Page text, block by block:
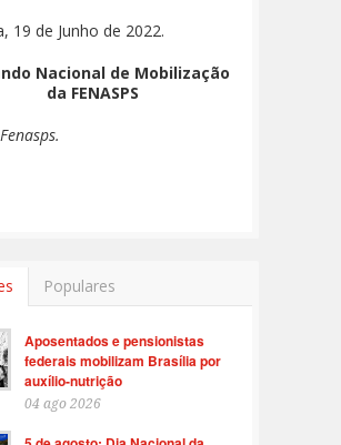
19 de Junho de 2022.
Nacional de Mobilização
da FENASPS
Populares
Aposentados e pensionistas
federais mobilizam Brasília por
auxílio-nutrição
04 ago 2026